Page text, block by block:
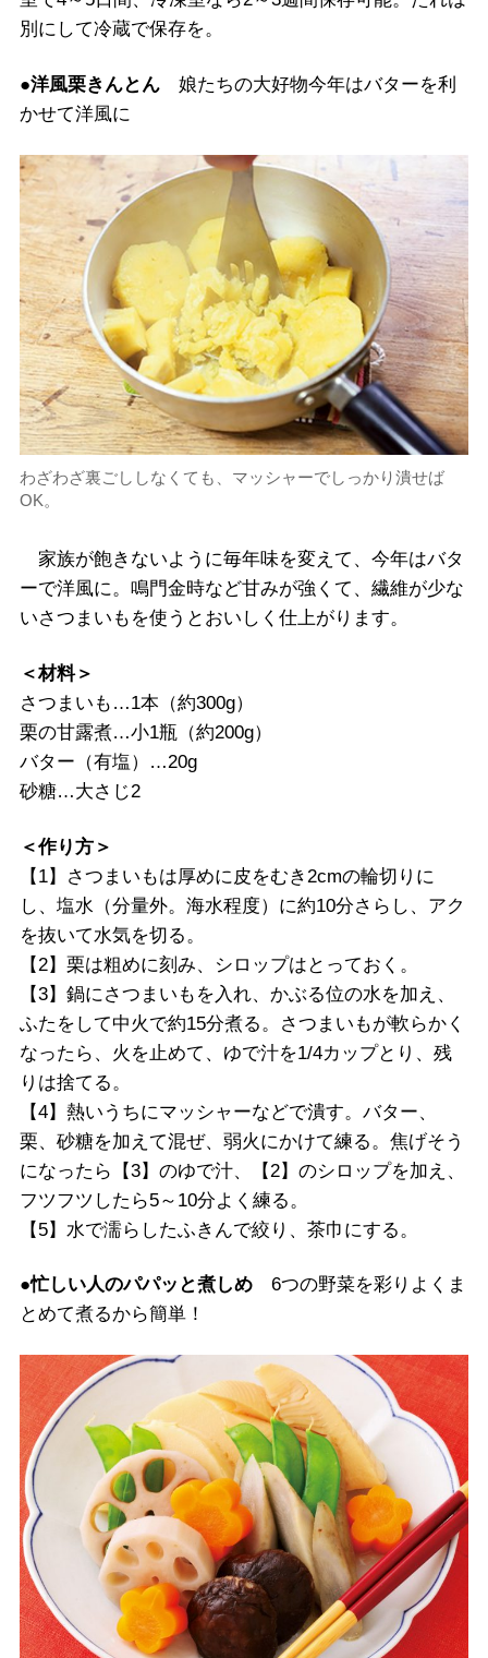
別にして冷蔵で保存を。
●洋風栗きんとん娘たちの大好物今年はバターを利
かせて洋風に
わざわざ裏ごししなくても、マッシャーでしっかり潰せば
OK。
家族が飽きないように毎年味を変えて、今年はバタ
ーで洋風に。鳴門金時など甘みが強くて、繊維が少な
いさつまいもを使うとおいしく仕上がります。
＜材料＞
さつまいも…1本（約300g）
栗の甘露煮…小1瓶（約200g）
バター（有塩）…20g
砂糖…大さじ2
＜作り方＞
【1】さつまいもは厚めに皮をむき2cmの輪切りに
し、塩水（分量外。海水程度）に約10分さらし、アク
を抜いて水気を切る。
【2】栗は粗めに刻み、シロップはとっておく。
【3】鍋にさつまいもを入れ、かぶる位の水を加え、
ふたをして中火で約15分煮る。さつまいもが軟らかく
なったら、火を止めて、ゆで汁を1/4カップとり、残
りは捨てる。
【4】熱いうちにマッシャーなどで潰す。バター、
栗、砂糖を加えて混ぜ、弱火にかけて練る。焦げそう
になったら【3】のゆで汁、【2】のシロップを加え、
フツフツしたら5～10分よく練る。
【5】水で濡らしたふきんで絞り、茶巾にする。
●忙しい人のパパッと煮しめ 6つの野菜を彩りよくま
とめて煮るから簡単！